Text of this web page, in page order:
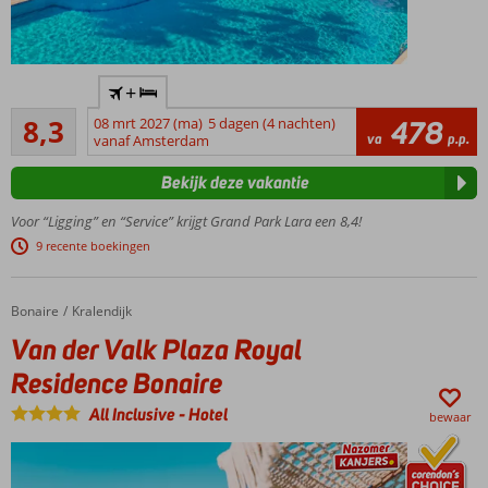
familiehotel
in Lara
voor de
beste prijs
zandstrand
met
privégedeelte
Ruime
familiekamers
(6 pers.) met
2
slaapkamers
Spetterpret
met 4
waterglijbanen
Incl.
8,3
Zeer goed
1720
beoordelingen
+
08 mrt 2027 (ma) 5 dagen (4 nachten)
vanaf Amsterdam
va 478 p.p.
Voor “Ligging” en “Service” krijgt Grand Park Lara een 8,4!
9 recente boekingen
Bekijk deze vakantie
Home
Bonaire Kralendijk
Van der Valk Plaza Royal Residence Bonaire
Van der Valk Plaza Royal
Residence Bonaire
All Inclusive-Hotel bewaar